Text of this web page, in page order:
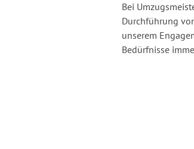
Bei
Durchführung
unserem
Bedürfnisse